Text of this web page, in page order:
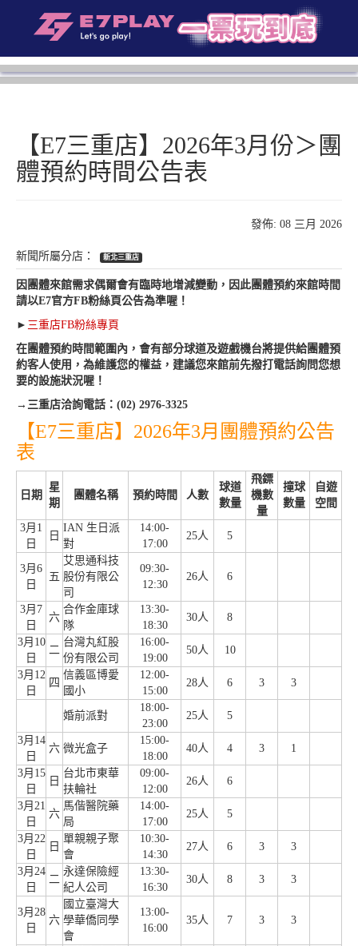
【E7三重店】2026年3月份＞團
體預約時間公告表
發佈: 08 三月 2026
新北三重店
因團體來館需求偶爾會有臨時地增減變動，因此團體預約來館時間
請以E7官方FB粉絲頁公告為準喔！
► 三重店FB粉絲專頁
在團體預約時間範圍內，會有部分球道及遊戲機台將提供給團體預
約客人使用，為維護您的權益，建議您來館前先撥打電話詢問您想
要的設施狀況喔！
→三重店洽詢電話：(02) 2976-3325
【E7三重店】2026年3月團體預約公告
表
日期
星
期
團體名稱 預約時間 人數
球道
數量
飛鏢
機數
量
撞球
數量
自遊
空間
3月1
日
日
IAN 生日派
對
14:00-
17:00
25人 5
3月6
日
五
艾思通科技
股份有限公
司
09:30-
12:30
26人 6
3月7
日
六
合作金庫球
隊
13:30-
18:30
30人 8
3月10
日
二
台灣丸紅股
份有限公司
16:00-
19:00
50人 10
3月12
日
四
信義區博愛
國小
12:00-
15:00
28人 6 3 3
婚前派對
18:00-
23:00
25人 5
3月14
日
六 微光盒子
15:00-
18:00
40人 4 3 1
3月15
日
日
台北市東華
扶輪社
09:00-
12:00
26人 6
3月21
日
六
馬偕醫院藥
局
14:00-
17:00
25人 5
3月22
日
日
單親親子聚
會
10:30-
14:30
27人 6 3 3
3月24
日
二
永達保險經
紀人公司
13:30-
16:30
30人 8 3 3
3月28
日
六
國立臺灣大
學華僑同學
會
13:00-
16:00
35人 7 3 3